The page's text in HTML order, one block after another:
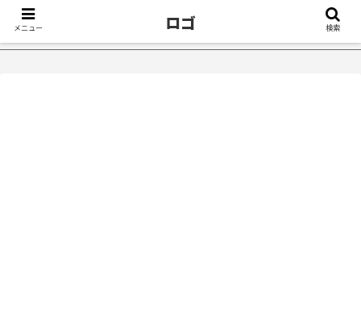
たきっかけ５選｜不眠症体験談 【18万再生】YouTube：
メニュー ロゴ 検索